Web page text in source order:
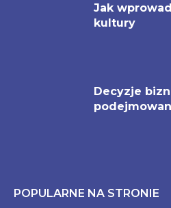
Jak
kultury
Decyzje
POPULARNE NA STRONIE